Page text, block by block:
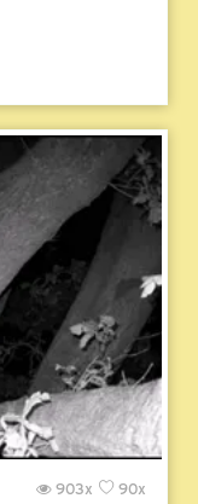
90x
903x